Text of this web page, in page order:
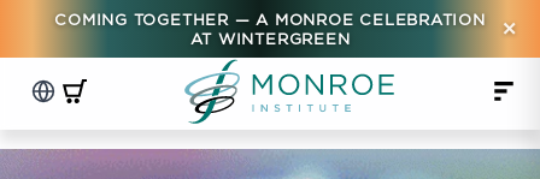
COMING TOGETHER — A MONROE CELEBRATION
AT WINTERGREEN
×